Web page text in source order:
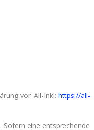
von All-Inkl: https://all-
Sofern eine entsprechende